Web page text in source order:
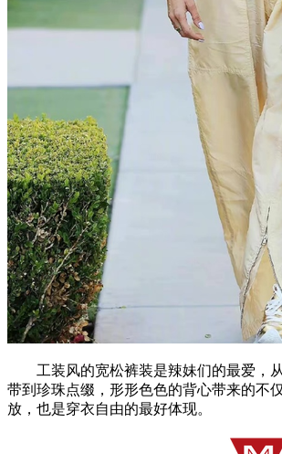
工装风的宽松裤装是辣妹们的最爱，
带到珍珠点缀，形形色色的背心带来的不
放，也是穿衣自由的最好体现。